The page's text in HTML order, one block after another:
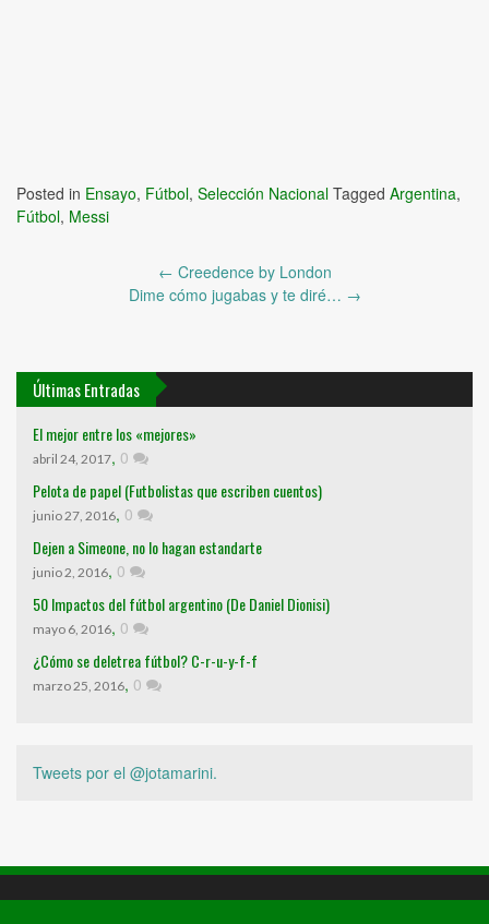
Posted in Ensayo, Fútbol, Selección Nacional Tagged Argentina,
Fútbol, Messi
← Creedence by London
Dime cómo jugabas y te diré… →
Últimas Entradas
El mejor entre los «mejores»
abril 24, 2017, 0
Pelota de papel (Futbolistas que escriben cuentos)
junio 27, 2016, 0
Dejen a Simeone, no lo hagan estandarte
junio 2, 2016, 0
50 Impactos del fútbol argentino (De Daniel Dionisi)
mayo 6, 2016, 0
¿Cómo se deletrea fútbol? C-r-u-y-f-f
marzo 25, 2016, 0
Tweets por el @jotamarini.